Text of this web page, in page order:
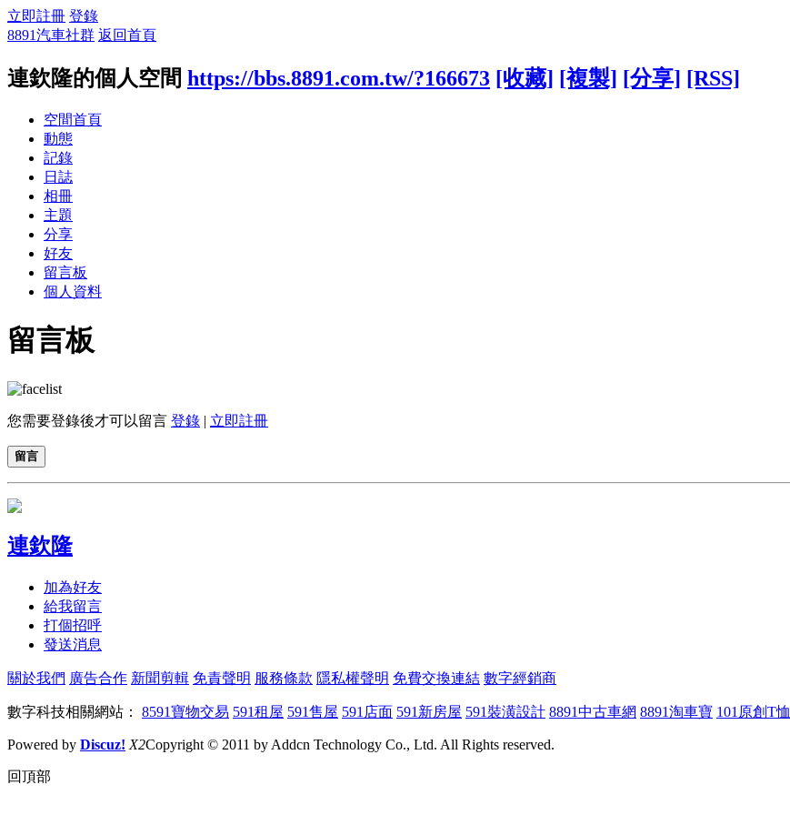
立即註冊 登錄
8891汽車社群 返回首頁
連欽隆的個人空間 https://bbs.8891.com.tw/?166673 [收藏] [複製] [分享] [RSS]
空間首頁
動態
記錄
日誌
相冊
主題
分享
好友
留言板
個人資料
留言板
您需要登錄後才可以留言 登錄 | 立即註冊
留言
連欽隆
加為好友
給我留言
打個招呼
發送消息
關於我們 廣告合作 新聞剪輯 免責聲明 服務條款 隱私權聲明 免費交換連結 數字經銷商
數字科技相關網站： 8591寶物交易 591租屋 591售屋 591店面 591新房屋 591裝潢設計 8891中古車網 8891淘車寶 101原創T恤
Powered by Discuz! X2Copyright © 2011 by Addcn Technology Co., Ltd. All Rights reserved.
回頂部